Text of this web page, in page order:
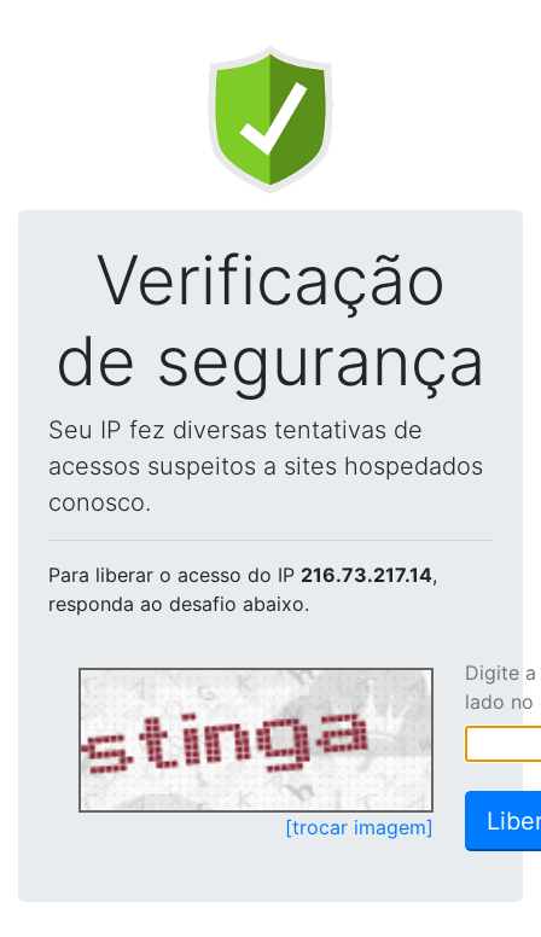
Verificação
de segurança
Seu IP fez diversas tentativas de
acessos suspeitos a sites hospedados
conosco.
Para liberar o acesso do IP 216.73.217.14,
responda ao desafio abaixo.
[trocar imagem]
Digite
lado no